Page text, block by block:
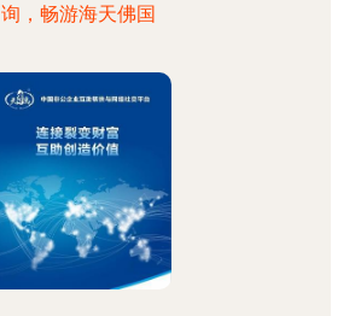
询，畅游海天佛国